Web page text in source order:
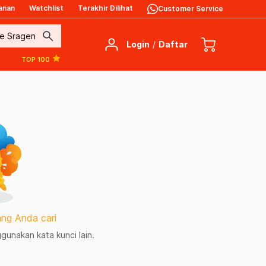
Watchlist Terakhir Dilihat Customer Service
search
TOP 100
Login / Daftar
Anda cari
kata kunci lain.